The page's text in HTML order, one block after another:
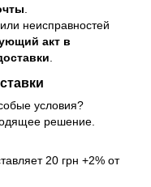
неисправностей
акт в
условия?
решение.
20 грн +2% от